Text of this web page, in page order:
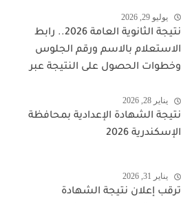
يوليو 29, 2026
نتيجة الثانوية العامة 2026.. رابط
الاستعلام بالاسم ورقم الجلوس
وخطوات الحصول على النتيجة عبر
يناير 28, 2026
نتيجة الشهادة الإعدادية بمحافظة
الإسكندرية 2026
يناير 31, 2026
ترقب إعلان نتيجة الشهادة